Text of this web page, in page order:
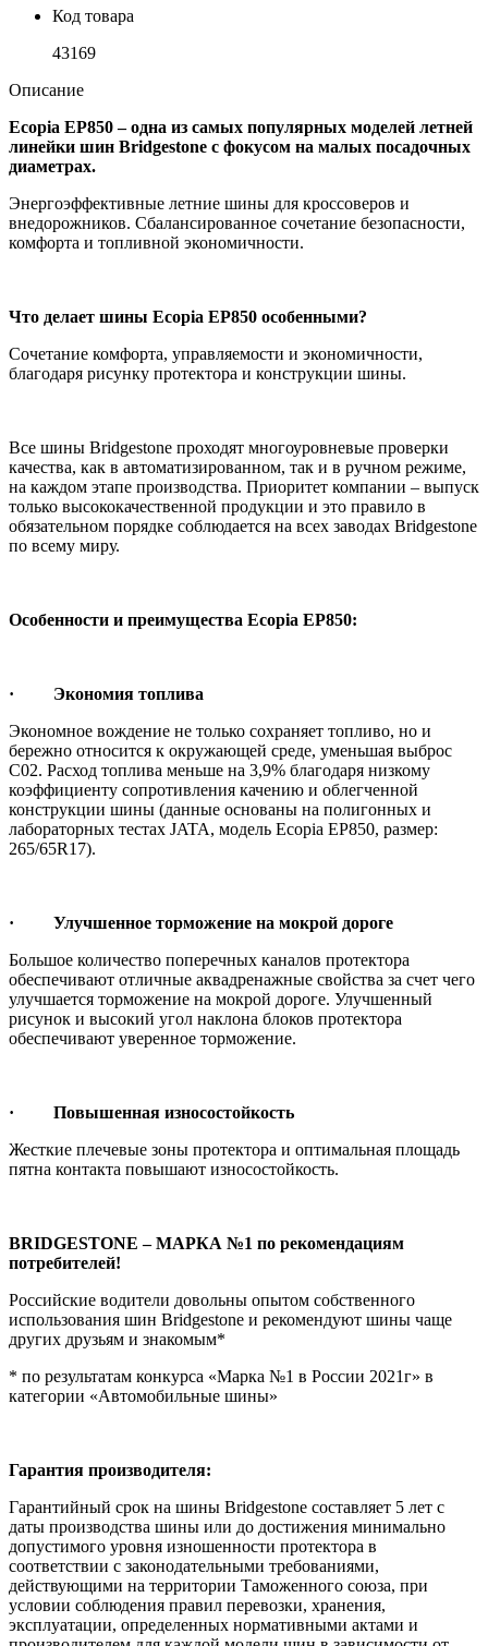
Код товара
43169
Описание
Ecopia EP850 – одна из самых популярных моделей летней
линейки шин Bridgestone c фокусом на малых посадочных
диаметрах.
Энергоэффективные летние шины для кроссоверов и
внедорожников. Сбалансированное сочетание безопасности,
комфорта и топливной экономичности.
Что делает шины Ecopia EP850 особенными?
Сочетание комфорта, управляемости и экономичности,
благодаря рисунку протектора и конструкции шины.
Все шины Bridgestone проходят многоуровневые проверки
качества, как в автоматизированном, так и в ручном режиме,
на каждом этапе производства. Приоритет компании – выпуск
только высококачественной продукции и это правило в
обязательном порядке соблюдается на всех заводах Bridgestone
по всему миру.
Особенности и преимущества Ecopia EP850:
· Экономия топлива
Экономное вождение не только сохраняет топливо, но и
бережно относится к окружающей среде, уменьшая выброс
C02. Расход топлива меньше на 3,9% благодаря низкому
коэффициенту сопротивления качению и облегченной
конструкции шины (данные основаны на полигонных и
лабораторных тестах JATA, модель Ecopia EP850, размер:
265/65R17).
· Улучшенное торможение на мокрой дороге
Большое количество поперечных каналов протектора
обеспечивают отличные аквадренажные свойства за счет чего
улучшается торможение на мокрой дороге. Улучшенный
рисунок и высокий угол наклона блоков протектора
обеспечивают уверенное торможение.
· Повышенная износостойкость
Жесткие плечевые зоны протектора и оптимальная площадь
пятна контакта повышают износостойкость.
BRIDGESTONE – МАРКА №1 по рекомендациям
потребителей!
Российские водители довольны опытом собственного
использования шин Bridgestone и рекомендуют шины чаще
других друзьям и знакомым*
* по результатам конкурса «Марка №1 в России 2021г» в
категории «Автомобильные шины»
Гарантия производителя:
Гарантийный срок на шины Bridgestone составляет 5 лет с
даты производства шины или до достижения минимально
допустимого уровня изношенности протектора в
соответствии с законодательными требованиями,
действующими на территории Таможенного союза, при
условии соблюдения правил перевозки, хранения,
эксплуатации, определенных нормативными актами и